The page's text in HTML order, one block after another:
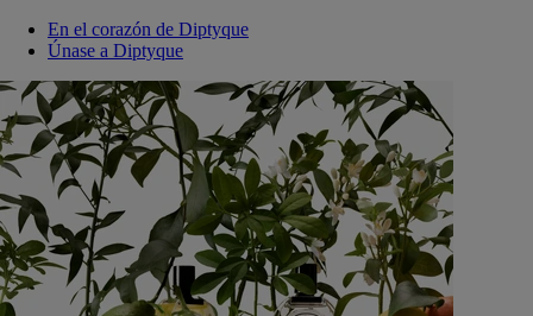
En el corazón de Diptyque
Únase a Diptyque